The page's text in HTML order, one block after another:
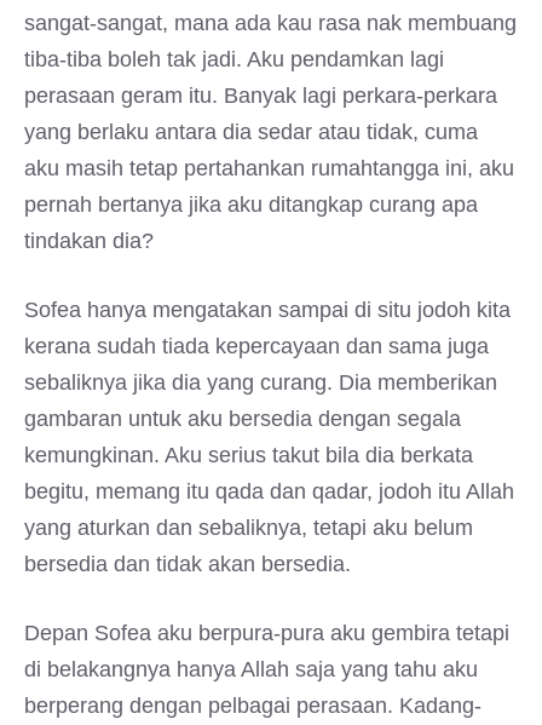
sangat-sangat, mana ada kau rasa nak membuang
tiba-tiba boleh tak jadi. Aku pendamkan lagi
perasaan geram itu. Banyak lagi perkara-perkara
yang berlaku antara dia sedar atau tidak, cuma
aku masih tetap pertahankan rumahtangga ini, aku
pernah bertanya jika aku ditangkap curang apa
tindakan dia?
Sofea hanya mengatakan sampai di situ jodoh kita
kerana sudah tiada kepercayaan dan sama juga
sebaliknya jika dia yang curang. Dia memberikan
gambaran untuk aku bersedia dengan segala
kemungkinan. Aku serius takut bila dia berkata
begitu, memang itu qada dan qadar, jodoh itu Allah
yang aturkan dan sebaliknya, tetapi aku belum
bersedia dan tidak akan bersedia.
Depan Sofea aku berpura-pura aku gembira tetapi
di belakangnya hanya Allah saja yang tahu aku
berperang dengan pelbagai perasaan. Kadang-